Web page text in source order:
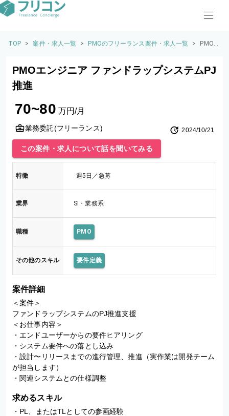
TOP > 案件・求人一覧 > PMOのフリーランス案件・求人一覧 >
PMO
ファン
PMOエンジニア ファンドラップシステムPJ
推進
70~80 万円/月
業務委託(フリーランス) 2024/10/21
この案件・求人について話を聞いてみる
特徴 週5日／急募
業界 SI・業務系
職種 PMO
その他のスキル 要件定義
案件詳細
＜案件＞
ファンドラップシステムのPJ推進支援
＜お仕事内容＞
・エンドユーザーからの要件ヒアリング
・システム要件への落とし込み
・設計〜リリースまでの進行管理、推進（実作業は開発チーム
が担当します）
・関連システムとの仕様調整
求めるスキル
・PL、またはTLとしての参画経験